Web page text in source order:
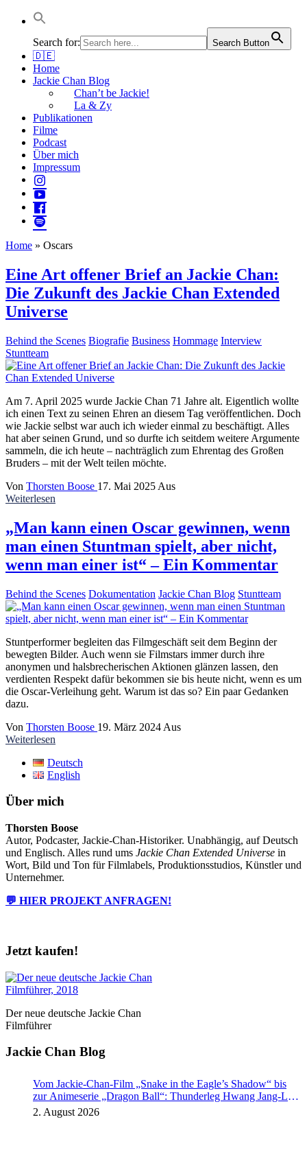
Jackie Chan Deutschland | Thorsten Boose
Autor & Jackie-Chan-Historiker
Search for:
Search Button
🇩🇪
Home
Jackie Chan Blog
Chan’t be Jackie!
La & Zy
Publikationen
Filme
Podcast
Über mich
Impressum
Home » Oscars
Eine Art offener Brief an Jackie Chan:
Die Zukunft des Jackie Chan Extended
Universe
Behind the Scenes Biografie Business Hommage Interview
Stuntteam
Am 7. April 2025 wurde Jackie Chan 71 Jahre alt. Eigentlich wollte
ich einen Text zu seinen Ehren an diesem Tag veröffentlichen. Doch
wie Jackie selbst war auch ich wieder einmal zu beschäftigt. Alles
hat aber seinen Grund, und so durfte ich seitdem weitere Argumente
sammeln, die ich heute – nachträglich zum Ehrentag des Großen
Bruders – mit der Welt teilen möchte.
Von Thorsten Boose 17. Mai 2025 Aus
Weiterlesen
„Man kann einen Oscar gewinnen, wenn
man einen Stuntman spielt, aber nicht,
wenn man einer ist“ – Ein Kommentar
Behind the Scenes Dokumentation Jackie Chan Blog Stuntteam
Stuntperformer begleiten das Filmgeschäft seit dem Beginn der
bewegten Bilder. Auch wenn sie Filmstars immer durch ihre
anonymen und halsbrecherischen Aktionen glänzen lassen, den
verdienten Respekt dafür bekommen sie bis heute nicht, wenn es um
die Oscar-Verleihung geht. Warum ist das so? Ein paar Gedanken
dazu.
Von Thorsten Boose 19. März 2024 Aus
Weiterlesen
Deutsch
English
Über mich
Thorsten Boose
Autor, Podcaster, Jackie-Chan-Historiker. Unabhängig, auf Deutsch
und Englisch. Alles rund ums Jackie Chan Extended Universe in
Wort, Bild und Ton für Filmlabels, Produktionsstudios, Künstler und
Unternehmer.
💬 HIER PROJEKT ANFRAGEN!
Jetzt kaufen!
Der neue deutsche Jackie Chan
Filmführer
Jackie Chan Blog
Vom Jackie-Chan-Film „Snake in the Eagle’s Shadow“ bis
zur Animeserie „Dragon Ball“: Thunderleg Hwang Jang-Lee
tritt globale Rechteoffensive los
2. August 2026